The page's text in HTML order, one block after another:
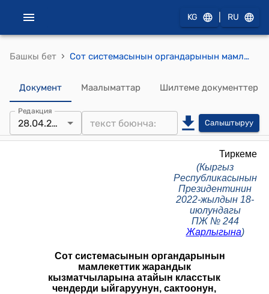
KG RU
Башкы бет › Сот системасынын органдарынын мамлекеттик жарандык кызматчыларына атайын класстык чендерди ыйгаруунун, сактоонун, төмөндөтүүнүн жана ажыратуунун тартиби жөнүндө жобо (Кыргыз Республикасынын Президентинин 2022-жылдын 18-июлундагы ПЖ № 244 Жарлыгы менен бекитилди)
Документ Маалыматтар Шилтеме документтер
Редакция
28.04.2026 Салыштыруу